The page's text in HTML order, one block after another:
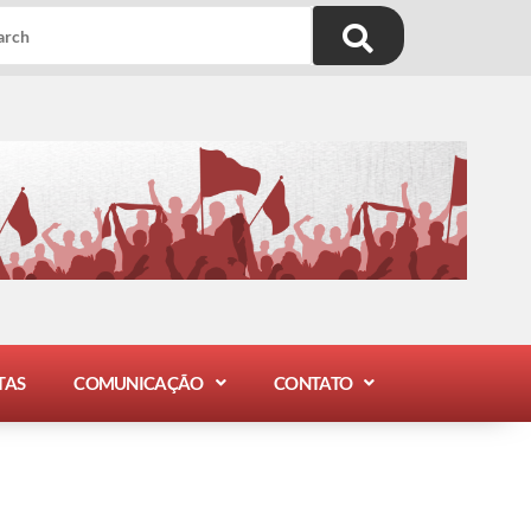
COMUNICAÇÃO CONTATO